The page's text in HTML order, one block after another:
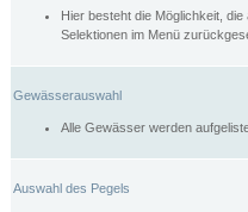
Hier besteht die Möglichkeit,
Selektionen im Menü
Gewässerauswahl
Alle Gewässer werden
Auswahl des Pegels